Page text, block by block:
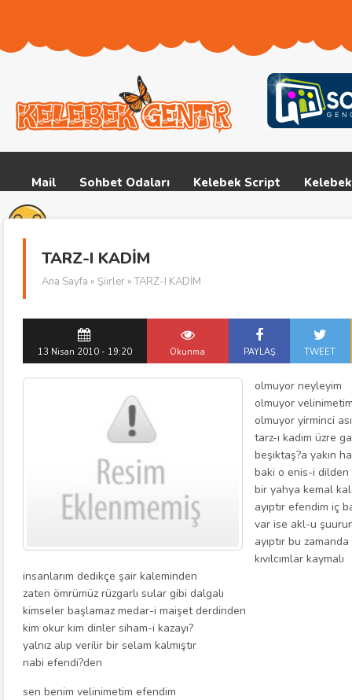
Mail Sohbet Odaları Kelebek Script
TARZ-I KADİM
Ana Sayfa » Şiirler » TARZ-I KADİM
13 Nisan 2010 - 19:20 Okunma PAYLAŞ TWEET
olmuyor neyleyim
olmuyor
olmuyor yirminci
tarz-ı kadim üzre
beşiktaş?a yakın
baki o enis-i dilden
bir yahya kemal
ayıptır efendim iç
var ise akl-u
ayıptır bu
kıvılcımlar kaymalı
insanlarım dedikçe şair kaleminden
zaten ömrümüz rüzgarlı sular gibi dalgalı
kimseler başlamaz medar-i maişet derdinden
kim okur kim dinler siham-i kazayı?
yalnız alıp verilir bir selam kalmıştır
nabi efendi?den
sen benim velinimetim efendim